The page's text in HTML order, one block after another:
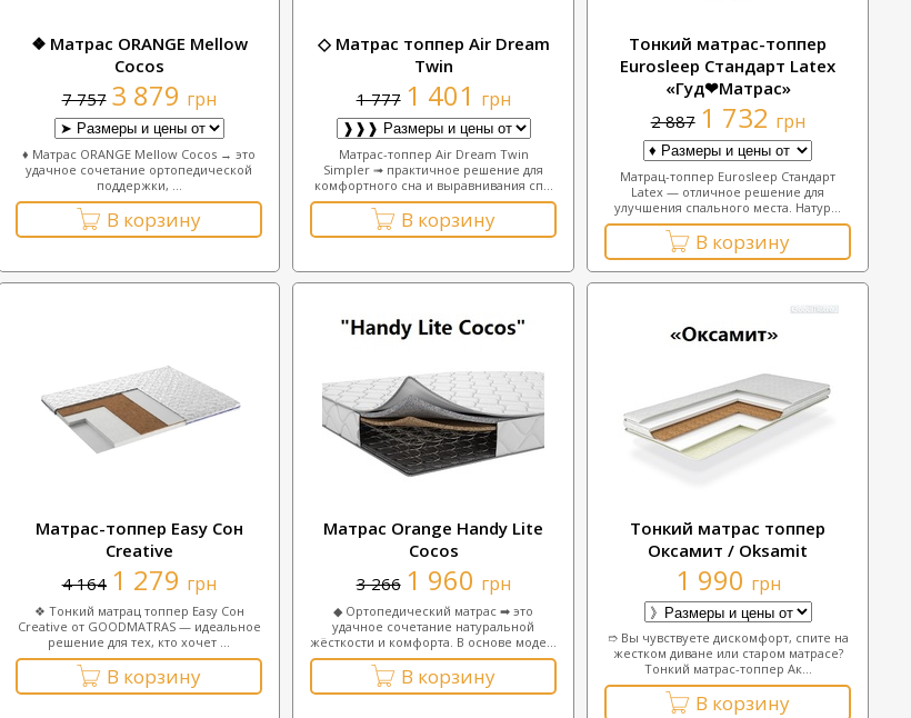
❖ Матрас ORANGE Mellow
Cocos
7 757 3 879 грн
♦ Матрас ORANGE Mellow Cocos → это
удачное сочетание ортопедической
поддержки, ...
В корзину
◇ Матрас топпер Air Dream
Twin
1 777 1 401 грн
Матрас-топпер Air Dream Twin
Simpler ➟ практичное решение для
комфортного сна и выравнивания сп...
В корзину
Тонкий матрас-топпер
Eurosleep Стандарт Latex
«Гуд❤Матрас»
2 887 1 732 грн
Матрац-топпер Eurosleep Стандарт
Latex — отличное решение для
улучшения спального места. Натур...
В корзину
Матрас-топпер Easy Сон
Creative
4 164 1 279 грн
❖ Тонкий матрац топпер Easy Сон
Creative от GOODMATRAS — идеальное
решение для тех, кто хочет ...
В корзину
Матрас Orange Handy Lite
Cocos
3 266 1 960 грн
◆ Ортопедический матрас ➡ это
удачное сочетание натуральной
жёсткости и комфорта. В основе моде...
В корзину
Тонкий матрас топпер
Оксамит / Oksamit
1 990 грн
➱ Вы чувствуете дискомфорт, спите на
жестком диване или старом матрасе?
Тонкий матрас-топпер Ак...
В корзину